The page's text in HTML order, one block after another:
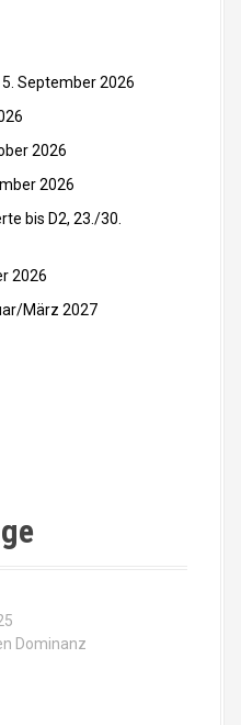
September 2026
2026
2026
bis D2, 23./30.
2026
März 2027
Dominanz